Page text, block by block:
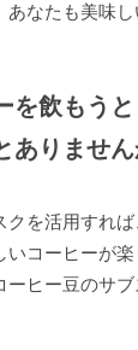
あなたも美味
を飲もう
ありません
クを活用すれ
コーヒーが楽
ーヒー豆のサ